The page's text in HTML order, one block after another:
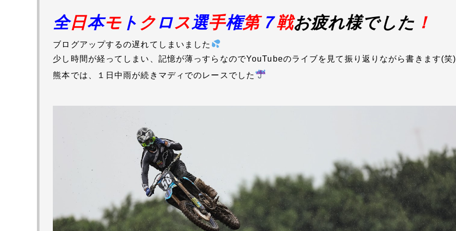
全日本モト ク ロス選手権第７戦お疲れ様でした ！
ブログアップするの遅れてしまいました
少し時間が経ってしまい、記憶が薄っすらなのでYouTubeのライブを見て振り返りながら書きます(笑)
熊本では、１日中雨が続きマディでのレースでした